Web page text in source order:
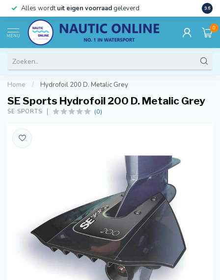
Alles wordtuit eigen voorraad geleverd 9.6
MENU
0
Home / Hydrofoil 200 D. Metalic Grey
SE Sports Hydrofoil 200 D. Metalic Grey
SE SPORTS (0)